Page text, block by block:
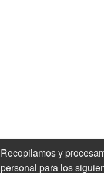
Recopilamos y
personal para los